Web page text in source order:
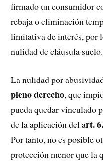
firmado un consumidor
rebaja o eliminación
limitativa de interés, por
nulidad de cláusula suelo.
La nulidad por
pleno derecho, que
pueda quedar vinculado
de la aplicación del art.
Por tanto, no es posible
protección menor que la